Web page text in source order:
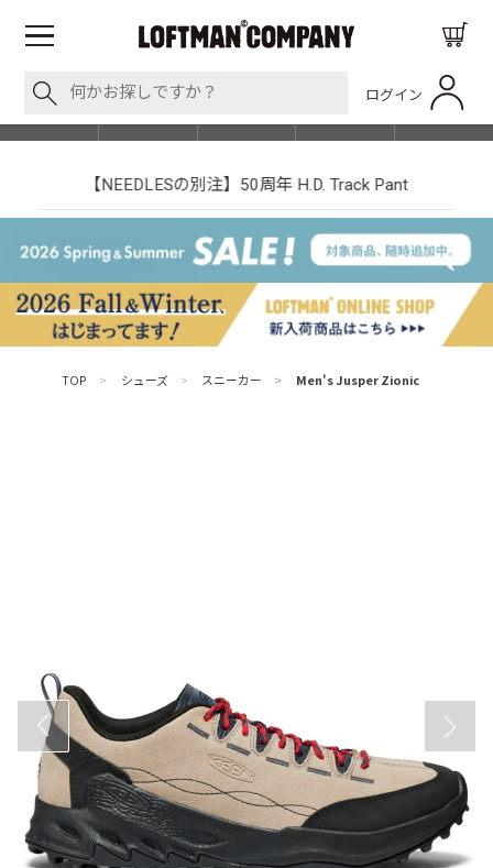
ログイン
SHOP LIST
【NEEDLESの別注】50周年 H.D. Track Pant
TOP > シューズ > スニーカー > Men's Jusper Zionic